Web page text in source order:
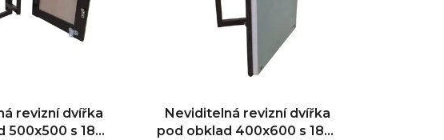
revizní dvířka
s 180°
Neviditelná revizní dvířka
pod obklad 400x600 s 180°